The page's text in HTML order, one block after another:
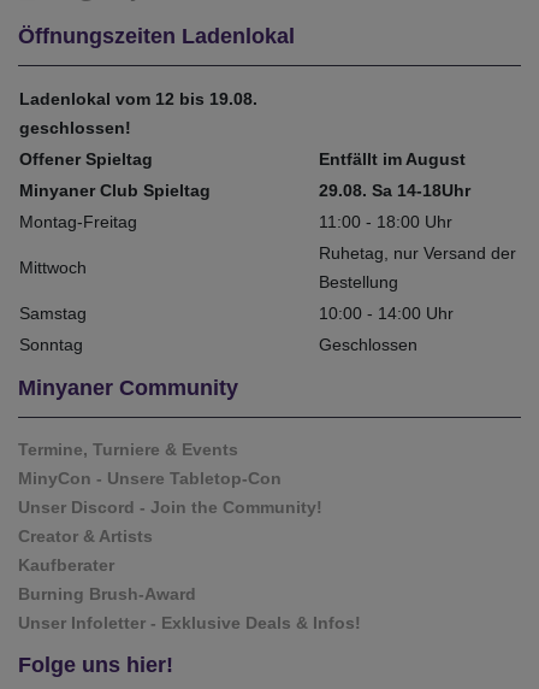
Öffnungszeiten Ladenlokal
Ladenlokal vom 12 bis 19.08.
geschlossen!
Offener Spieltag
Entfällt im August
Minyaner Club Spieltag
29.08. Sa 14-18Uhr
Montag-Freitag
11:00 - 18:00 Uhr
Mittwoch
Ruhetag, nur Versand der
Bestellung
Samstag
10:00 - 14:00 Uhr
Sonntag
Geschlossen
Minyaner Community
Termine, Turniere & Events
MinyCon - Unsere Tabletop-Con
Unser Discord - Join the Community!
Creator & Artists
Kaufberater
Burning Brush-Award
Unser Infoletter - Exklusive Deals & Infos!
Folge uns hier!